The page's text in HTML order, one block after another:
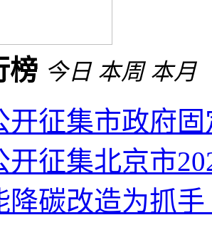
榜 今日 本周 本月
开征集市政府
开征集北京市
降碳改造为抓